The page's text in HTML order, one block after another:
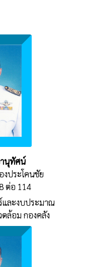
นุทัศน์
งประโคนชัย
ต่อ 114
และงบประมาณ
ล้อม กองคลัง